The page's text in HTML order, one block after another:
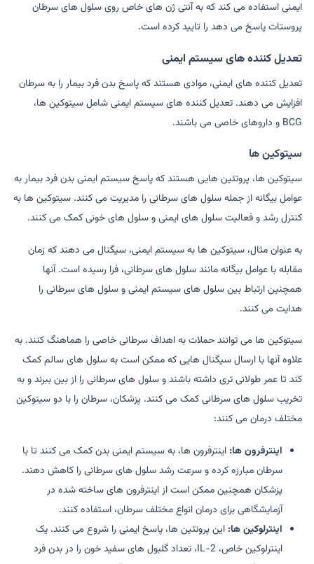
ایمنی استفاده می کند که به آنتی ژن های خاص روی سلول های سرطان
پروستات پاسخ می دهد را تایید کرده است.
تعدیل کننده های سیستم ایمنی
تعدیل کننده های ایمنی، موادی هستند که پاسخ بدن فرد بیمار را به سرطان
افزایش می دهند. تعدیل کننده های سیستم ایمنی شامل سیتوکین ها،
BCG و داروهای خاصی می باشند.
سیتوکین ها
سیتوکین ها، پروتئین هایی هستند که پاسخ سیستم ایمنی بدن فرد بیمار به
عوامل بیگانه از جمله سلول های سرطانی را مدیریت می کنند. سیتوکین ها به
کنترل رشد و فعالیت سلول های ایمنی و سلول های خونی کمک می کنند.
به عنوان مثال، سیتوکین ها به سیستم ایمنی، سیگنال می دهند که زمان
مقابله با عوامل بیگانه مانند سلول های سرطانی، فرا رسیده است. آنها
همچنین ارتباط بین سلول های سیستم ایمنی و سلول های سرطانی را
هدایت می کنند.
سیتوکین ها می توانند حملات به اهداف سرطانی خاصی را هماهنگ کنند. به
علاوه آنها با ارسال سیگنال هایی که ممکن است به سلول های سالم کمک
کند تا عمر طولانی تری داشته باشند و سلول های سرطانی را از بین ببرند و به
تخریب سلول های سرطانی کمک می کنند. پزشکان، سرطان را با دو سیتوکین
مختلف درمان می کنند:
اینترفرون ها: اینترفرون ها، به سیستم ایمنی بدن کمک می کنند تا با
سرطان مبارزه کرده و سرعت رشد سلول های سرطانی را کاهش دهند.
پزشکان همچنین ممکن است از اینترفرون های ساخته شده در
آزمایشگاهی برای درمان انواع مختلف سرطان، استفاده کنند.
اینترلوکین ها: این پروتئین ها، پاسخ ایمنی را شروع می کنند. یک
اینترلوکین خاص، IL-2، تعداد گلبول های سفید خون را در بدن فرد